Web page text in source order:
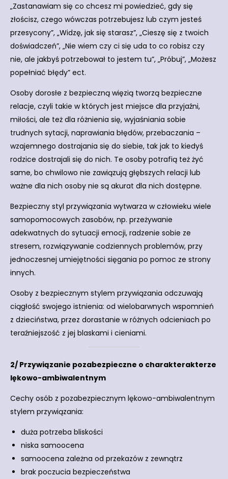
„Zastanawiam się co chcesz mi powiedzieć, gdy się
złościsz, czego wówczas potrzebujesz lub czym jesteś
przesycony”, „Widzę, jak się starasz”, „Cieszę się z twoich
doświadczeń”, „Nie wiem czy ci się uda to co robisz czy
nie, ale jakbyś potrzebował to jestem tu”, „Próbuj”, „Możesz
popełniać błędy” ect.
Osoby dorosłe z bezpieczną więzią tworzą bezpieczne
relacje, czyli takie w których jest miejsce dla przyjaźni,
miłości, ale też dla różnienia się, wyjaśniania sobie
trudnych sytacji, naprawiania błędów, przebaczania –
wzajemnego dostrajania się do siebie, tak jak to kiedyś
rodzice dostrajali się do nich. Te osoby potrafią też żyć
same, bo chwilowo nie zawiązują głębszych relacji lub
ważne dla nich osoby nie są akurat dla nich dostępne.
Bezpieczny styl przywiązania wytwarza w człowieku wiele
samopomocowych zasobów, np. przeżywanie
adekwatnych do sytuacji emocji, radzenie sobie ze
stresem, rozwiązywanie codziennych problemów, przy
jednoczesnej umiejętności sięgania po pomoc ze strony
innych.
Osoby z bezpiecznym stylem przywiązania odczuwają
ciągłość swojego istnienia: od wielobarwnych wspomnień
z dzieciństwa, przez dorastanie w różnych odcieniach po
teraźniejszość z jej blaskami i cieniami.
2/ Przywiązanie pozabezpieczne o charakterakterze
lękowo-ambiwalentnym
Cechy osób z pozabezpiecznym lękowo-ambiwalentnym
stylem przywiązania:
duża potrzeba bliskości
niska samoocena
samoocena zależna od przekazów z zewnątrz
brak poczucia bezpieczeństwa